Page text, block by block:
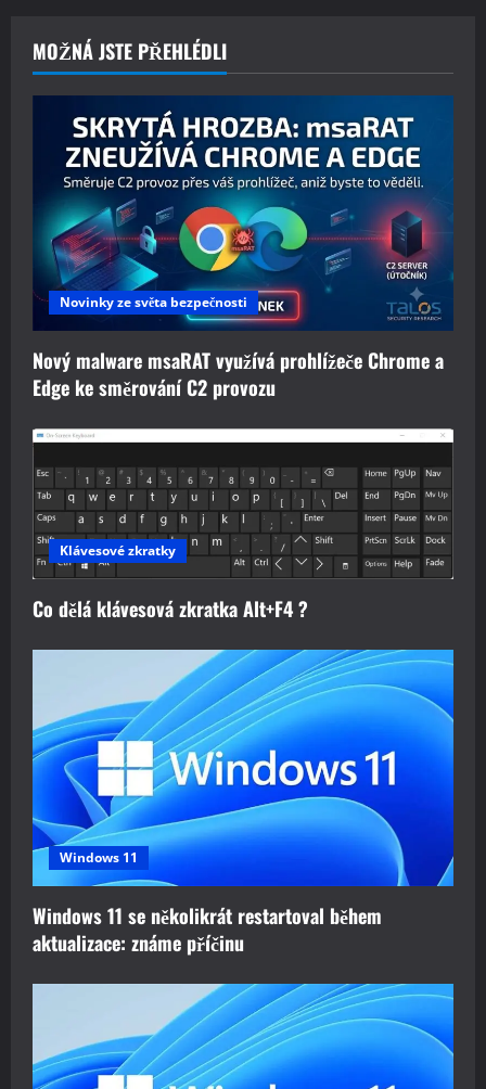
MOŽNÁ JSTE PŘEHLÉDLI
Novinky ze světa bezpečnosti
Nový malware msaRAT využívá prohlížeče Chrome a
Edge ke směrování C2 provozu
Klávesové zkratky
Co dělá klávesová zkratka Alt+F4 ?
Windows 11
Windows 11 se několikrát restartoval během
aktualizace: známe příčinu